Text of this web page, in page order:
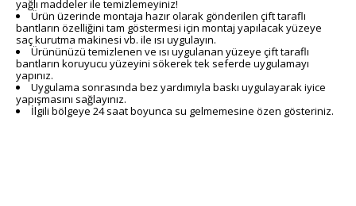
yağlı maddeler ile temizlemeyiniz!
Ürün üzerinde montaja hazır olarak gönderilen çift taraflı
bantların özelliğini tam göstermesi için montaj yapılacak yüzeye
saç kurutma makinesi vb. ile ısı uygulayın.
Ürününüzü temizlenen ve ısı uygulanan yüzeye çift taraflı
bantların koruyucu yüzeyini sökerek tek seferde uygulamayı
yapınız.
Uygulama sonrasında bez yardımıyla baskı uygulayarak iyice
yapışmasını sağlayınız.
İlgili bölgeye 24 saat boyunca su gelmemesine özen gösteriniz.